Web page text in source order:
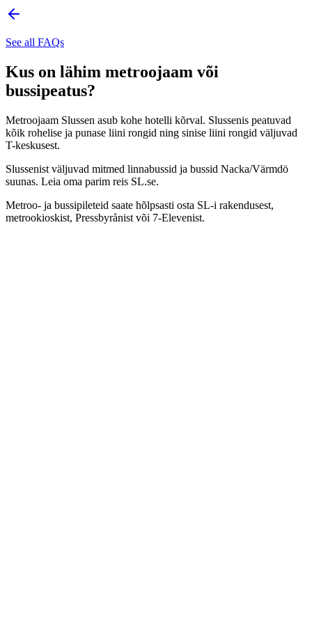
See all FAQs
Kus on lähim metroojaam või
bussipeatus?
Metroojaam Slussen asub kohe hotelli kõrval. Slussenis peatuvad
kõik rohelise ja punase liini rongid ning sinise liini rongid väljuvad
T-keskusest.
Slussenist väljuvad mitmed linnabussid ja bussid Nacka/Värmdö
suunas. Leia oma parim reis SL.se.
Metroo- ja bussipileteid saate hõlpsasti osta SL-i rakendusest,
metrookioskist, Pressbyrånist või 7-Elevenist.